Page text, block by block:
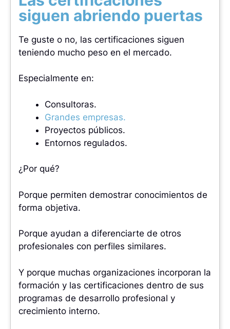
siguen abriendo puertas
Te guste o no, las certificaciones siguen
teniendo mucho peso en el mercado.
Especialmente en:
Consultoras.
Grandes empresas.
Proyectos públicos.
Entornos regulados.
¿Por qué?
Porque permiten demostrar conocimientos de
forma objetiva.
Porque ayudan a diferenciarte de otros
profesionales con perfiles similares.
Y porque muchas organizaciones incorporan la
formación y las certificaciones dentro de sus
programas de desarrollo profesional y
crecimiento interno.